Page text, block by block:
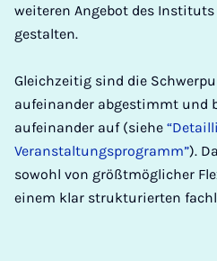
weiteren Angebot des
gestalten.
Gleichzeitig sind die
aufeinander abgestimmt und
aufeinander auf (siehe
Veranstaltungsprogramm”).
sowohl von größtmöglicher
einem klar strukturierten